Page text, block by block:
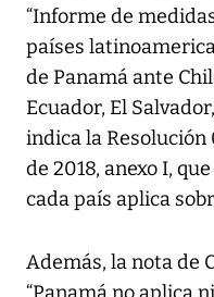
“Informe de
países
de Panamá ante
Ecuador, El
indica la Resolución
de 2018, anexo I,
cada país aplica
Además, la nota de
“Panamá no aplica